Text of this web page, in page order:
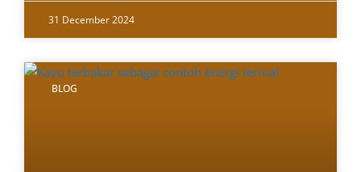
31 December 2024
BLOG